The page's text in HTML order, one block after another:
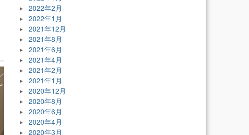
2022年2月
2022年1月
2021年12月
2021年8月
2021年6月
2021年4月
2021年2月
2021年1月
2020年12月
2020年8月
2020年6月
2020年4月
2020年3月